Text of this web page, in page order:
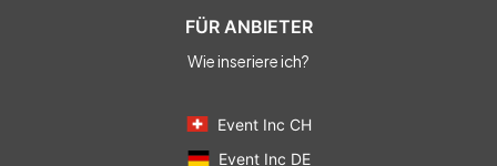
FÜR ANBIETER
Wie inseriere ich?
Event Inc CH
Event Inc DE